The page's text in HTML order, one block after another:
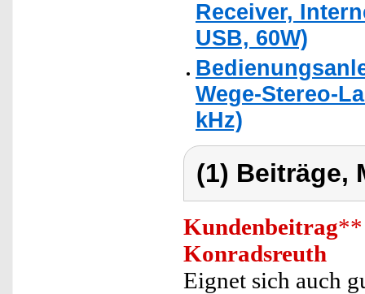
Receiver,
USB, 60W)
Wege-Stereo-
kHz)
(1) Beiträge,
Kundenbeitrag**
Konradsreuth
Eignet sich auch